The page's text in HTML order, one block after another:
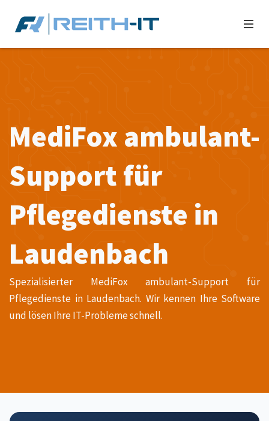
MediFox ambulant-
Support für
Pflegedienste in
Laudenbach
Spezialisierter MediFox ambulant-Support für
Pflegedienste in Laudenbach. Wir kennen Ihre Software
und lösen Ihre IT-Probleme schnell.